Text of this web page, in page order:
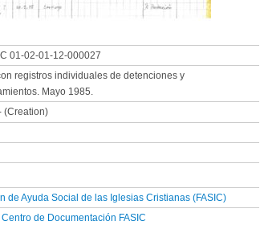
01-02-01-12-000027
registros individuales de detenciones y
Mayo 1985.
(Creation)
de Ayuda Social de las Iglesias Cristianas (FASIC)
de Documentación FASIC